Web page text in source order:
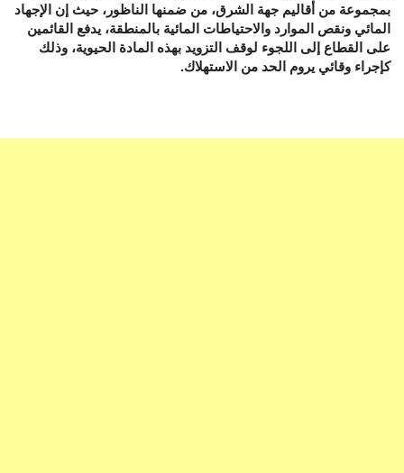
بمجموعة من أقاليم جهة الشرق، من ضمنها الناظور، حيث إن الإجهاد
المائي ونقص الموارد والاحتياطات المائية بالمنطقة، يدفع القائمين
على القطاع إلى اللجوء لوقف التزويد بهذه المادة الحيوية، وذلك
كإجراء وقائي يروم الحد من الاستهلاك.